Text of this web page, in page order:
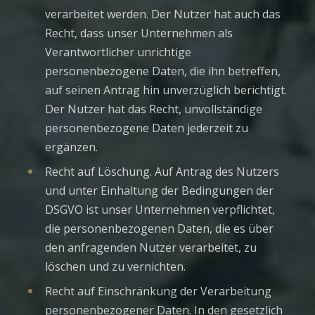
verarbeitet werden. Der Nutzer hat auch das
Recht, dass unser Unternehmen als
Verantwortlicher unrichtige
personenbezogene Daten, die ihn betreffen,
auf seinen Antrag hin unverzüglich berichtigt.
Der Nutzer hat das Recht, unvollständige
personenbezogene Daten jederzeit zu
ergänzen.
Recht auf Löschung. Auf Antrag des Nutzers
und unter Einhaltung der Bedingungen der
DSGVO ist unser Unternehmen verpflichtet,
die personenbezogenen Daten, die es über
den anfragenden Nutzer verarbeitet, zu
löschen und zu vernichten.
Recht auf Einschränkung der Verarbeitung
personenbezogener Daten. In den gesetzlich